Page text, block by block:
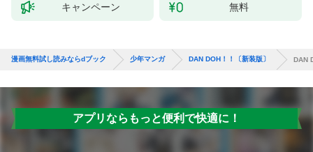
キャンペーン 無料
漫画無料試し読みならdブック 少年マンガ DAN DOH！！〔新装版〕 DAN
アプリならもっと便利で快適に！